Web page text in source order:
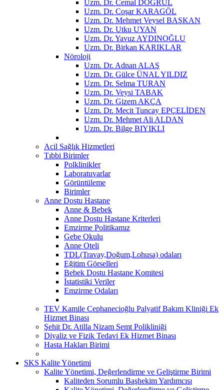
Uzm. Dr. Cemal DOĞRUL
Uzm. Dr. Coşar KARAGÖL
Uzm. Dr. Mehmet Veysel BAŞKAN
Uzm. Dr. Utku UYAN
Uzm. Dr. Yavuz AYDINOĞLU
Uzm. Dr. Birkan KARIKLAR
Nöroloji
Uzm. Dr. Adnan ALAŞ
Uzm. Dr. Gülce ÜNAL YILDIZ
Uzm. Dr. Selma TURAN
Uzm. Dr. Veysi TABAK
Uzm. Dr. Gizem AKÇA
Uzm. Dr. Mecit Tuncay EPÇELİDEN
Uzm. Dr. Mehmet Ali ALDAN
Uzm. Dr. Bilge BIYIKLI
Acil Sağlık Hizmetleri
Tıbbi Birimler
Polklinikler
Laboratuvarlar
Görüntüleme
Birimler
Anne Dostu Hastane
Anne & Bebek
Anne Dostu Hastane Kriterleri
Emzirme Politikamız
Gebe Okulu
Anne Oteli
TDL(Travay,Doğum,Lohusa) odaları
Eğitim Görselleri
Bebek Dostu Hastane Komitesi
İstatistiki Veriler
Emzirme Odaları
TEV Kamile Cephanecioğlu Palyatif Bakım Kliniği Ek
Hizmet Binası
Şehit Dr. Atilla Nizam Semt Polikliniği
Diyaliz ve Fizik Tedavi Ek Hizmet Binası
Hasta Hakları Birimi
SKS Kalite Yönetimi
Kalite Yönetimi, Değerlendirme ve Geliştirme Birimi
Kaliteden Sorumlu Başhekim Yardımcısı